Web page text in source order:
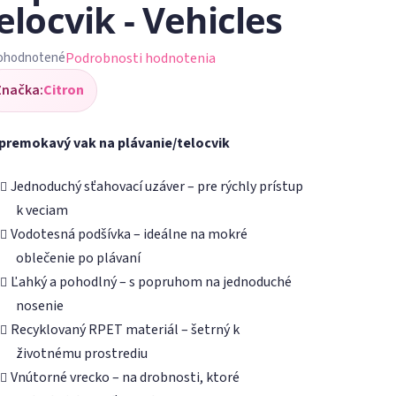
- Vehicles
Podrobnosti hodnotenia
Citron
vak na plávanie/telocvik
Jednoduchý sťahovací uzáver – pre rýchly prístup
k veciam
Vodotesná podšívka – ideálne na mokré
oblečenie po plávaní
Ľahký a pohodlný – s popruhom na jednoduché
nosenie
Recyklovaný RPET materiál – šetrný k
životnému prostrediu
Vnútorné vrecko – na drobnosti, ktoré